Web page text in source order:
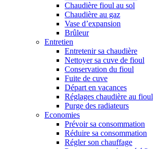
Chaudière fioul au sol
Chaudière au gaz
Vase d’expansion
Brûleur
Entretien
Entretenir sa chaudière
Nettoyer sa cuve de fioul
Conservation du fioul
Fuite de cuve
Départ en vacances
Réglages chaudière au fioul
Purge des radiateurs
Economies
Prévoir sa consommation
Réduire sa consommation
Régler son chauffage